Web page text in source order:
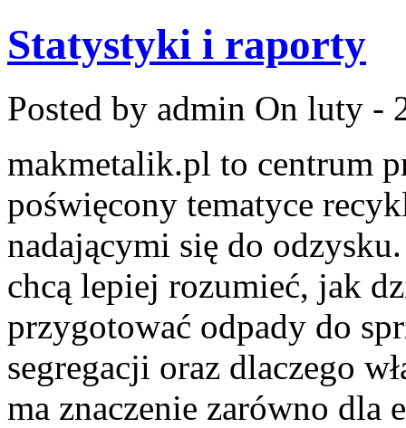
Statystyki i raporty
Posted by admin On luty -
makmetalik.pl to centrum
poświęcony tematyce
nadającymi się do
chcą lepiej rozumieć, jak
przygotować odpady do
segregacji oraz dlaczego
ma znaczenie zarówno dla